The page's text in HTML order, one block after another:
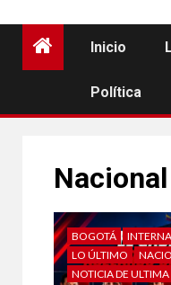
Inicio
Política
Nacional
BOGOTÁ
LO ÚLTIMO
NOTICIA DE